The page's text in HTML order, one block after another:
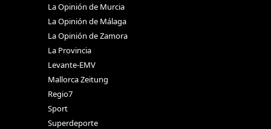
La Opinión de Murcia
La Opinión de Málaga
La Opinión de Zamora
La Provincia
Levante-EMV
Mallorca Zeitung
Regio7
Sport
Superdeporte